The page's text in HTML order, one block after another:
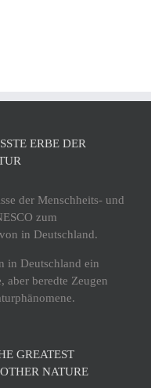
ERBE DER M
der Menschheits- und
zum
in Deutschland.
in Deutschland ein
aber beredte Zeugen
GREATEST
NATURE